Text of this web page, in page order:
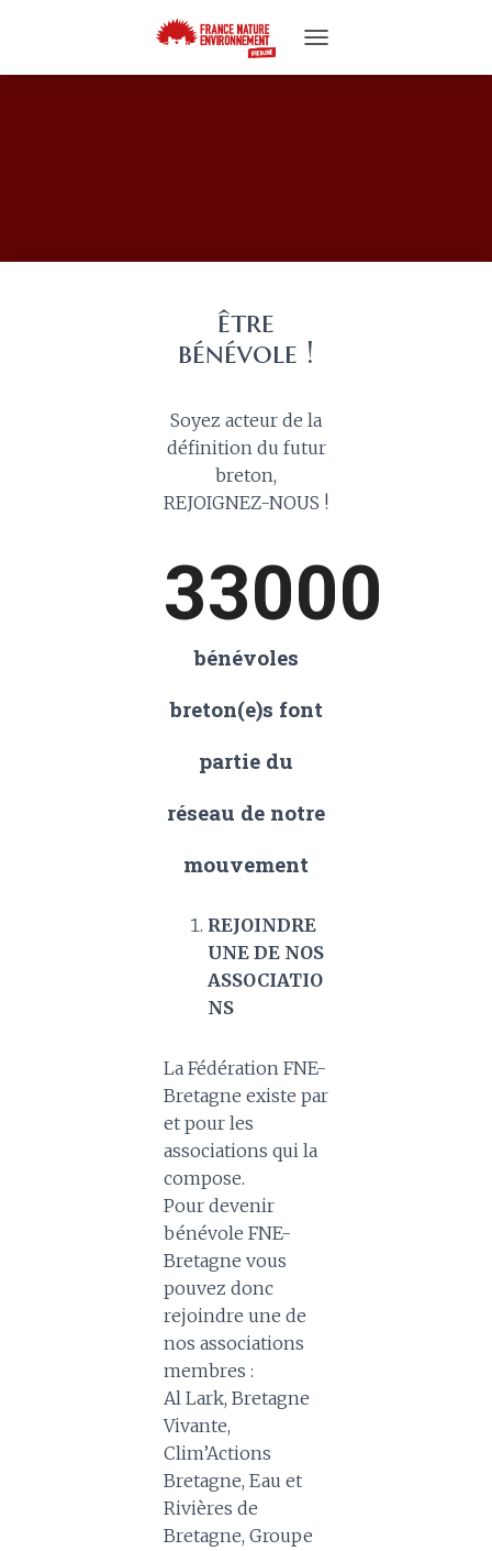
O
G
être
bénévole !
Soyez acteur de la
définition du futur
breton,
REJOIGNEZ-NOUS !
33000
bénévoles
breton(e)s font
partie du
réseau de notre
mouvement
REJOINDRE
UNE DE NOS
ASSOCIATIO
NS
La Fédération FNE-
Bretagne existe par
et pour les
associations qui la
compose.
Pour devenir
bénévole FNE-
Bretagne vous
pouvez donc
rejoindre une de
nos associations
membres :
Al Lark, Bretagne
Vivante,
Clim’Actions
Bretagne, Eau et
Rivières de
Bretagne, Groupe